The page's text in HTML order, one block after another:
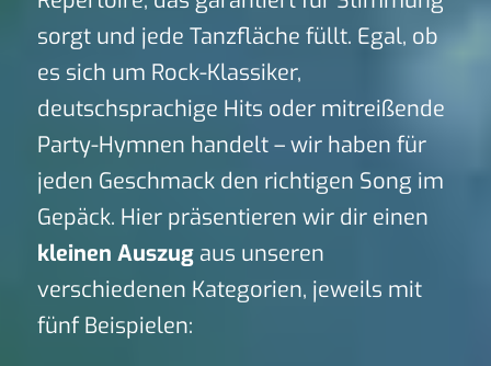
sorgt und jede Tanzfläche füllt. Egal, ob
es sich um Rock-Klassiker,
deutschsprachige Hits oder mitreißende
Party-Hymnen handelt – wir haben für
jeden Geschmack den richtigen Song im
Gepäck. Hier präsentieren wir dir einen
kleinen Auszugaus unseren
verschiedenen Kategorien, jeweils mit
fünf Beispielen: